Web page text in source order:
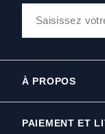
À PROPOS
PAIEMENT ET